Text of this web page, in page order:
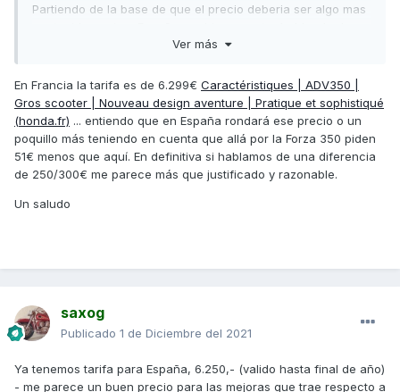
Partiendo de la base de que el precio deberia ser algo mas
Ver más
En Francia la tarifa es de 6.299€ Caractéristiques | ADV350 |
Gros scooter | Nouveau design aventure | Pratique et sophistiqué
(honda.fr) ... entiendo que en España rondará ese precio o un
poquillo más teniendo en cuenta que allá por la Forza 350 piden
51€ menos que aquí. En definitiva si hablamos de una diferencia
de 250/300€ me parece más que justificado y razonable.
Un saludo
saxog
Publicado 1 de Diciembre del 2021
Ya tenemos tarifa para España, 6.250,- (valido hasta final de año)
- me parece un buen precio para las mejoras que trae respecto a